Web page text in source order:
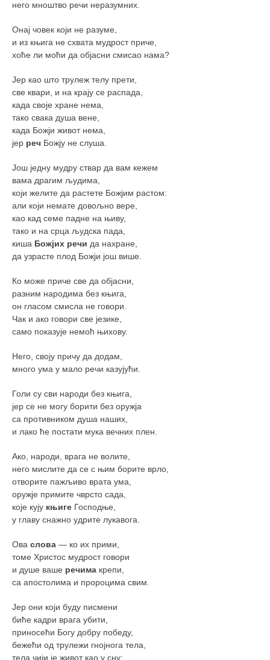
него мноштво речи неразумних.
Онај човек који не разуме,
и из књига не схвата мудрост приче,
хоће ли моћи да објасни смисао нама?
Јер као што трулеж телу прети,
све квари, и на крају се распада,
када своје хране нема,
тако свака душа вене,
када Божји живот нема,
јер реч Божју не слуша.
Још једну мудру ствар да вам кежем
вама драгим људима,
који желите да растете Божјим растом:
али који немате довољно вере,
као кад семе падне на њиву,
тако и на срца људска пада,
киша Божјих речи да нахране,
да узрасте плод Божји још више.
Ко може приче све да објасни,
разним народима без књига,
он гласом смисла не говори.
Чак и ако говори све језике,
само показује немоћ њихову.
Него, своју причу да додам,
много ума у мало речи казујући.
Голи су сви народи без књига,
јер се не могу борити без оружја
са противником душа наших,
и лако ће постати мука вечних плен.
Ако, народи, врага не волите,
него мислите да се с њим борите врло,
отворите пажљиво врата ума,
оружје примите чврсто сада,
које кују књиге Господње,
у главу снажно удрите лукавога.
Ова слова — ко их прими,
томе Христос мудрост говори
и душе ваше речима крепи,
са апостолима и пророцима свим.
Јер они који буду писмени
биће кадри врага убити,
приносећи Богу добру победу,
бежећи од трулежи гнојнога тела,
тела чији је живот као у сну;